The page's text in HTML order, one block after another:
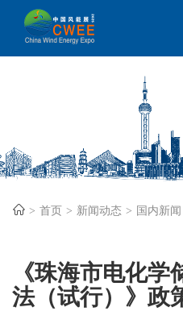
首页 新闻动态 国内新闻
《珠海市电化
法（试行）》政